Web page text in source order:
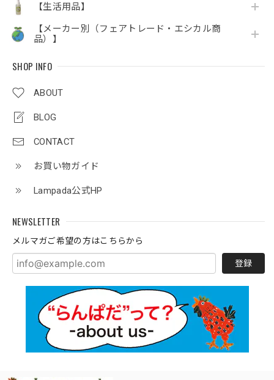
【生活用品】
【メーカー別（フェアトレード・エシカル商
品）】
SHOP INFO
ABOUT
BLOG
CONTACT
お買い物ガイド
Lampada公式HP
NEWSLETTER
メルマガご希望の方はこちらから
登録